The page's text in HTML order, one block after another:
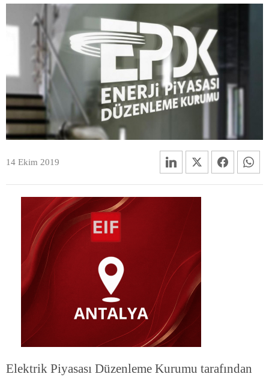
14 Ekim 2019
Elektrik Piyasası Düzenleme Kurumu tarafından